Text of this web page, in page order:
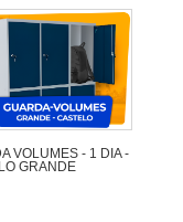
VOLUMES - 1 DIA -
GRANDE